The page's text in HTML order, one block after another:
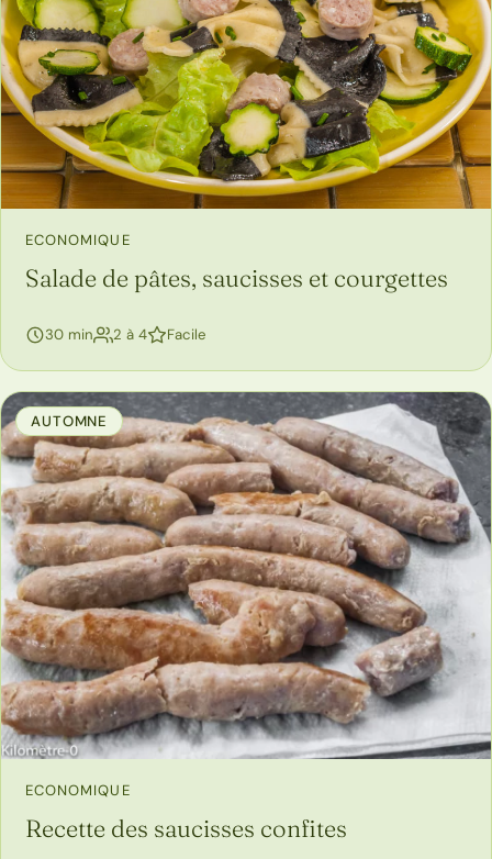
ECONOMIQUE
Salade de pâtes, saucisses et courgettes
30 min 2 à 4personnes
Facile
AUTOMNE
ECONOMIQUE
Recette des saucisses confites